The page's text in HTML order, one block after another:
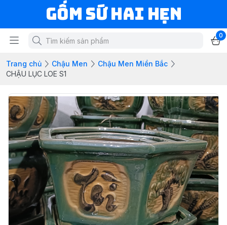
Gốm Sứ Hai Hẹn
0
Trang chủ Chậu Men
Chậu Men Miền Bắc
CHẬU LỤC LOE S1